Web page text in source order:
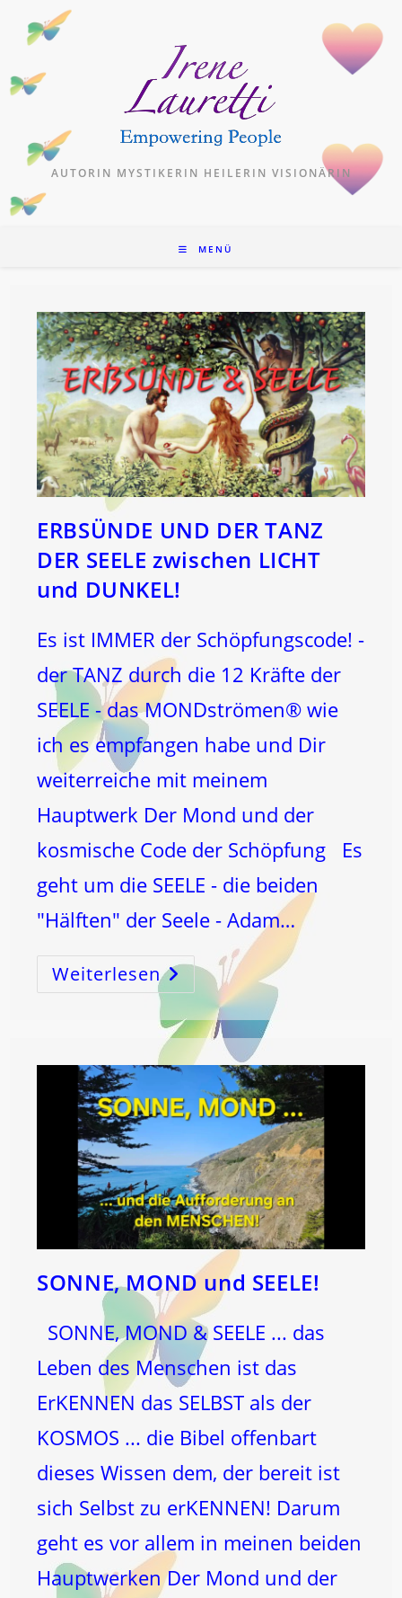
Inhalt
AUTORIN MYSTIKERIN HEILERIN VISIONÄRIN
MENÜ
ERBSÜNDE UND DER TANZ
DER SEELE zwischen LICHT
und DUNKEL!
Es ist IMMER der Schöpfungscode! -
der TANZ durch die 12 Kräfte der
SEELE - das MONDströmen® wie
ich es empfangen habe und Dir
weiterreiche mit meinem
Hauptwerk Der Mond und der
kosmische Code der Schöpfung Es
geht um die SEELE - die beiden
"Hälften" der Seele - Adam…
WeiterlesenERBSÜNDE
UND
DER
TANZ
DER
SEELE
Zwischen
LICHT
Und
DUNKEL!
SONNE, MOND und SEELE!
SONNE, MOND & SEELE ... das
Leben des Menschen ist das
ErKENNEN das SELBST als der
KOSMOS ... die Bibel offenbart
dieses Wissen dem, der bereit ist
sich Selbst zu erKENNEN! Darum
geht es vor allem in meinen beiden
Hauptwerken Der Mond und der